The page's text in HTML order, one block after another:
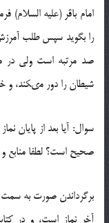
امام باقر (علیه
را بگوید سپس طلب
صد مرتبه است ولى در
شیطان را دور مى‏کند، و
سوال: آیا بعد از پایان
صحیح است؟ لطفا منابع و
برگرداندن صورت به